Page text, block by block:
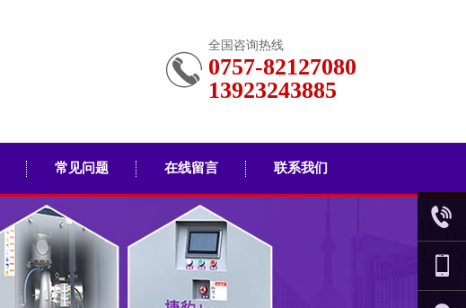
全国咨询热线
0757-82127080
13923243885
常见问题 在线留言 联系我们